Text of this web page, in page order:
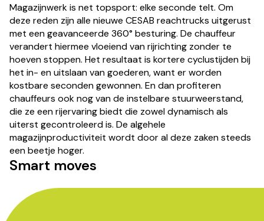
Magazijnwerk is net topsport: elke seconde telt. Om
deze reden zijn alle nieuwe CESAB reachtrucks uitgerust
met een geavanceerde 360° besturing. De chauffeur
verandert hiermee vloeiend van rijrichting zonder te
hoeven stoppen. Het resultaat is kortere cyclustijden bij
het in- en uitslaan van goederen, want er worden
kostbare seconden gewonnen. En dan profiteren
chauffeurs ook nog van de instelbare stuurweerstand,
die ze een rijervaring biedt die zowel dynamisch als
uiterst gecontroleerd is. De algehele
magazijnproductiviteit wordt door al deze zaken steeds
een beetje hoger.
Smart moves